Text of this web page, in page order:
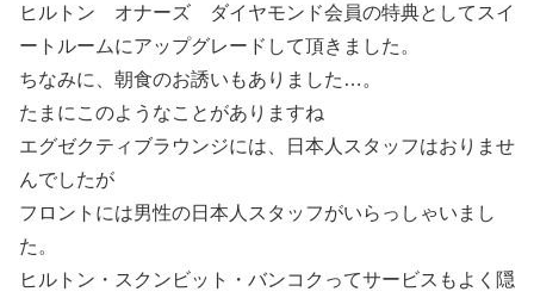
ヒルトン オナーズ ダイヤモンド会員の特典としてスイ
ートルームにアップグレードして頂きました。
ちなみに、朝食のお誘いもありました…。
たまにこのようなことがありますね
エグゼクティブラウンジには、日本人スタッフはおりませ
んでしたが
フロントには男性の日本人スタッフがいらっしゃいまし
た。
ヒルトン・スクンビット・バンコクってサービスもよく隠